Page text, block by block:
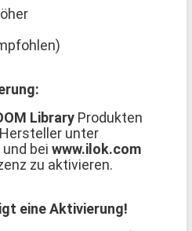
Library Produkten
unter
und bei www.ilok.com
zu aktivieren.
eine Aktivierung!